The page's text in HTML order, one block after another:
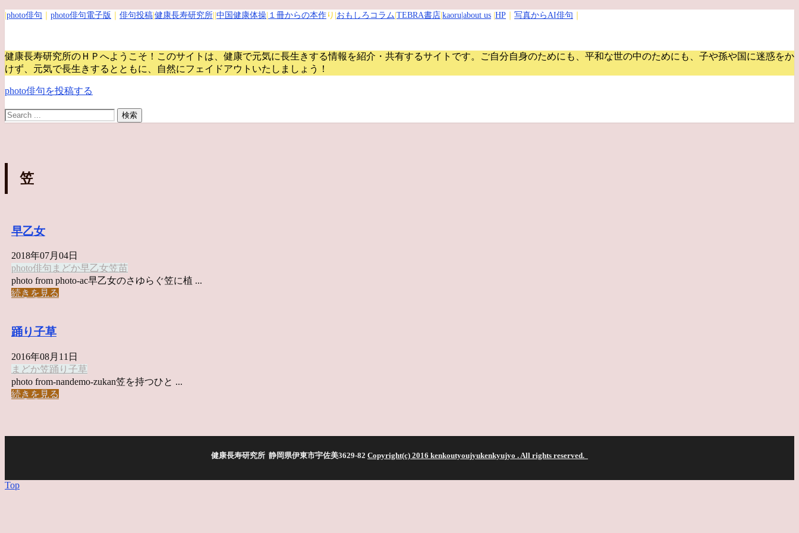
photo俳句 photo俳句電子版 俳句投稿 健康長寿研究所 中国健康体操 １冊からの本作 り| おもしろコラム TEBRA書店 kaoru |about us HP 写真からAI俳句
健康長寿研究所のＨＰへようこそ！このサイトは、健康で元気に長生きする情報を紹介・共有するサイトです。
ご自分自身のためにも、平和な世の中のためにも、子や孫や国に迷惑をか
けず、元気で長生きするとともに、自然にフェイドアウトいたしましょう！
photo俳句を投稿する
笠
早乙女
2018年07月04日
photo俳句 まどか早乙女笠苗
photo from photo-ac早乙女のさゆらぐ笠に植 ...
続きを見る
踊り子草
2016年08月11日
まどか笠踊り子草
photo from-nandemo-zukan笠を持つひと ...
続きを見る
健康長寿研究所 静岡県伊東市宇佐美3629-82 Copyright(c) 2016 kenkoutyoujyukenkyujyo . All rights reserved.
Top